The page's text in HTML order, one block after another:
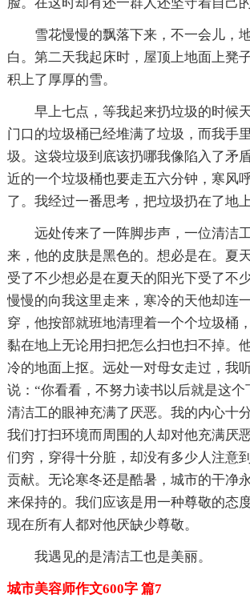
雪花慢慢的飘落下来，不一会儿，
白。第二天我起床时，屋顶上地面上凳
积上了厚厚的雪。
早上七点，等我起来扔垃圾的时候天
门口的垃圾桶已经堆满了垃圾，而我手
圾。这袋垃圾到底该扔哪我像陷入了矛
近的一个垃圾桶也要走五六分钟，寒风
了。我经过一番思考，把垃圾扔在了地上
远处传来了一阵脚步声，一位清洁
来，他的皮肤是黑色的。想必是在。夏
受了不少想必是在夏天的阳光下受了不
慢慢的向我这里走来，寒冷的天他却连
穿，他按部就班地清理着一个个垃圾桶
黏在地上无论用扫把怎么扫也扫不掉。
冷的地面上抠。远处一对母女走过，我
说：“你看看，不努力读书以后就是这个
清洁工的眼神充满了厌恶。我的内心十
我们打扫环境而周围的人却对他充满厌
们穷，穿得十分脏，却没有多少人注意
贡献。无论寒冬还是酷暑，城市的干净
来保持的。我们应该是用一种尊敬的态
现在所有人都对他厌缺少尊敬。
我遇见的是清洁工也是美丽。
城市美容师作文600字 篇7